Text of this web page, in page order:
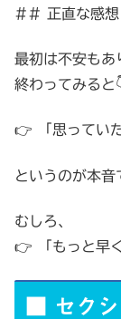
## 正直な感想
最初は不安もあ
終わってみると
👉 「思ってい
というのが本音
むしろ、
👉 「もっと早
■ セク